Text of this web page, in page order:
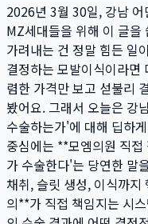
2026년 3월 30일, 강남
MZ세대들을 위해 이 글을
가려내는 건 정말 힘든 일
결정하는 모발이식이라면
렴한 가격만 보고 섣불리
봤어요. 그래서 오늘은 강
수술하는가'에 대해 딥하
중심에는 **모엠의원 직
가 수술한다'는 당연한 말
채취, 슬릿 생성, 이식까
의**가 직접 책임지는 시